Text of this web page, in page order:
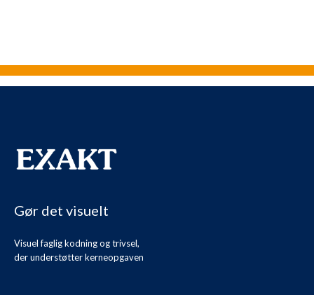
Gør det visuelt
Visuel faglig kodning og trivsel,
der understøtter kerneopgaven